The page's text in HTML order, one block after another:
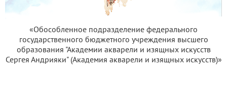
«Обособленное подразделение федерального
государственного бюджетного учреждения высшего
образования "Академии акварели и изящных искусств
Сергея Андрияки" (Академия акварели и изящных искусств)»